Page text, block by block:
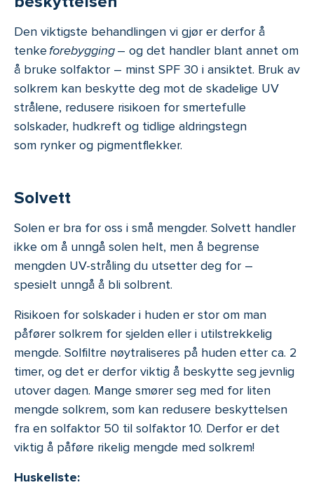
Den viktigste behandlingen vi gjør er derfor å
tenkeforebygging– og det handler blant annet om
å bruke solfaktor – minst SPF 30 i ansiktet. Bruk av
solkrem kan beskytte deg mot de skadelige UV
strålene, redusere risikoen for smertefulle
solskader, hudkreft og tidlige aldringstegn
som rynker og pigmentflekker.
Solvett
Solen er bra for oss i små mengder. Solvett handler
ikke om å unngå solen helt, men å begrense
mengden UV-stråling du utsetter deg for –
spesielt unngå å bli solbrent.
Risikoen for solskader i huden er stor om man
påfører solkrem for sjelden eller i utilstrekkelig
mengde. Solfiltre nøytraliseres på huden etter ca. 2
timer, og det er derfor viktig å beskytte seg jevnlig
utover dagen. Mange smører seg med for liten
mengde solkrem, som kan redusere beskyttelsen
fra en solfaktor 50 til solfaktor 10. Derfor er det
viktig å påføre rikelig mengde med solkrem!
Huskeliste: